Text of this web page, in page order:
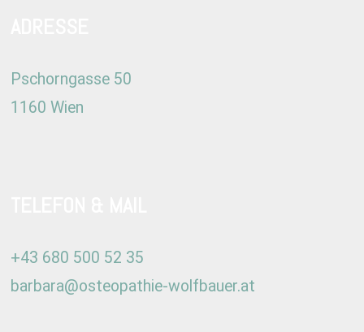
Pschorngasse 50
1160 Wien
+43 680 500 52 35
barbara@osteopathie-wolfbauer.at